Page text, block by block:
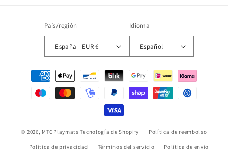
País/región
España | EUR €
Idioma
Español
Formas
© 2026, MTGPlaymats Tecnología de Shopify Política de reembolso
Política de privacidad Términos del servicio Política de envío